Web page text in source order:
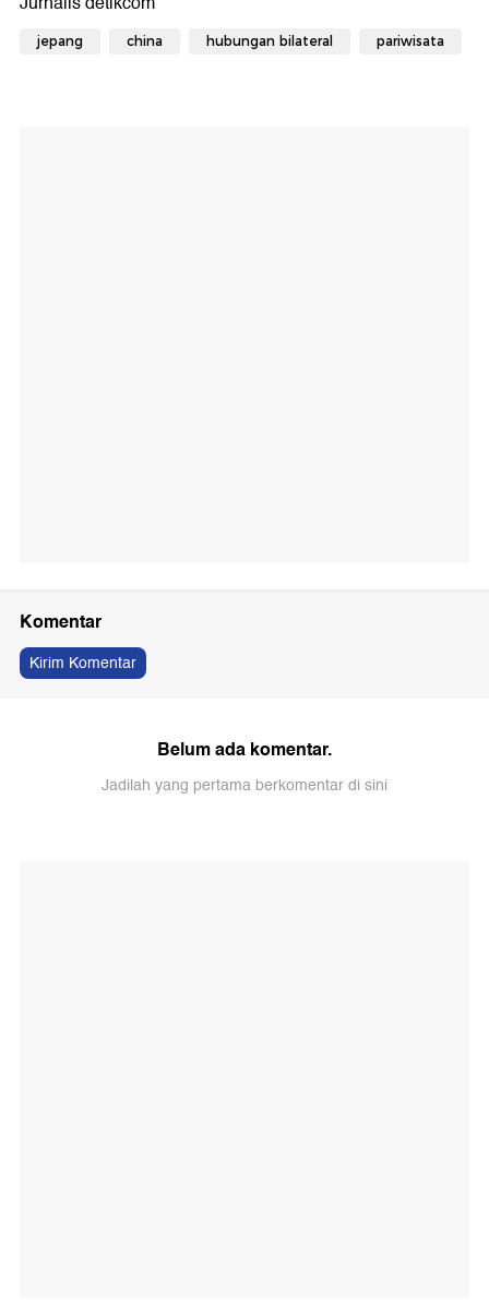
jepang china hubungan bilateral pariwisata
Komentar
Kirim Komentar
Belum ada komentar.
Jadilah yang pertama berkomentar di sini